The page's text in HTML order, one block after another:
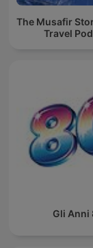
The Musafir
Travel
Gli Anni